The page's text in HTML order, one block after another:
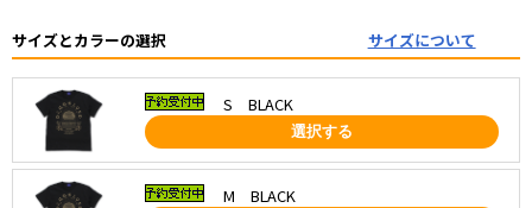
サイズとカラーの選択 サイズについて
S BLACK
選択する
M BLACK